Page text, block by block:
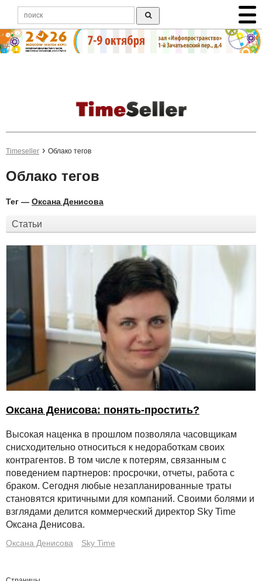
Timeseller Облако тегов
Облако тегов
Тег — Оксана Денисова
Статьи
Оксана Денисова: понять-простить?
Высокая наценка в прошлом позволяла часовщикам
снисходительно относиться к недоработкам своих
контрагентов. В том числе к потерям, связанным с
поведением партнеров: просрочки, отчеты, работа с
браком. Сегодня любые незапланированные траты
становятся критичными для компаний. Своими болями и
взглядами делится коммерческий директор Sky Time
Оксана Денисова.
Оксана Денисова Sky Time